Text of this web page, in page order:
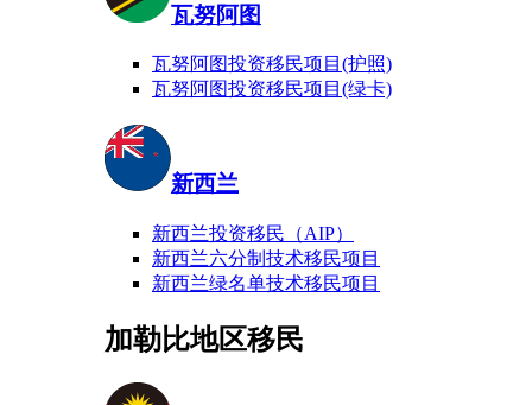
瓦努阿图
瓦努阿图投资移民项目(护照)
瓦努阿图投资移民项目(绿卡)
新西兰
新西兰投资移民（AIP）
新西兰六分制技术移民项目
新西兰绿名单技术移民项目
加勒比地区移民